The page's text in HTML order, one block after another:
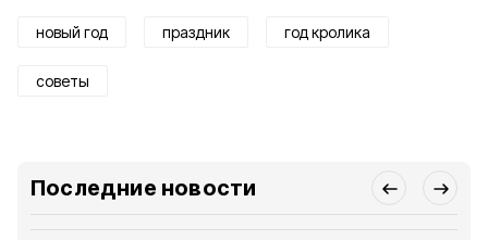
новый год праздник год кролика
советы
Последние новости